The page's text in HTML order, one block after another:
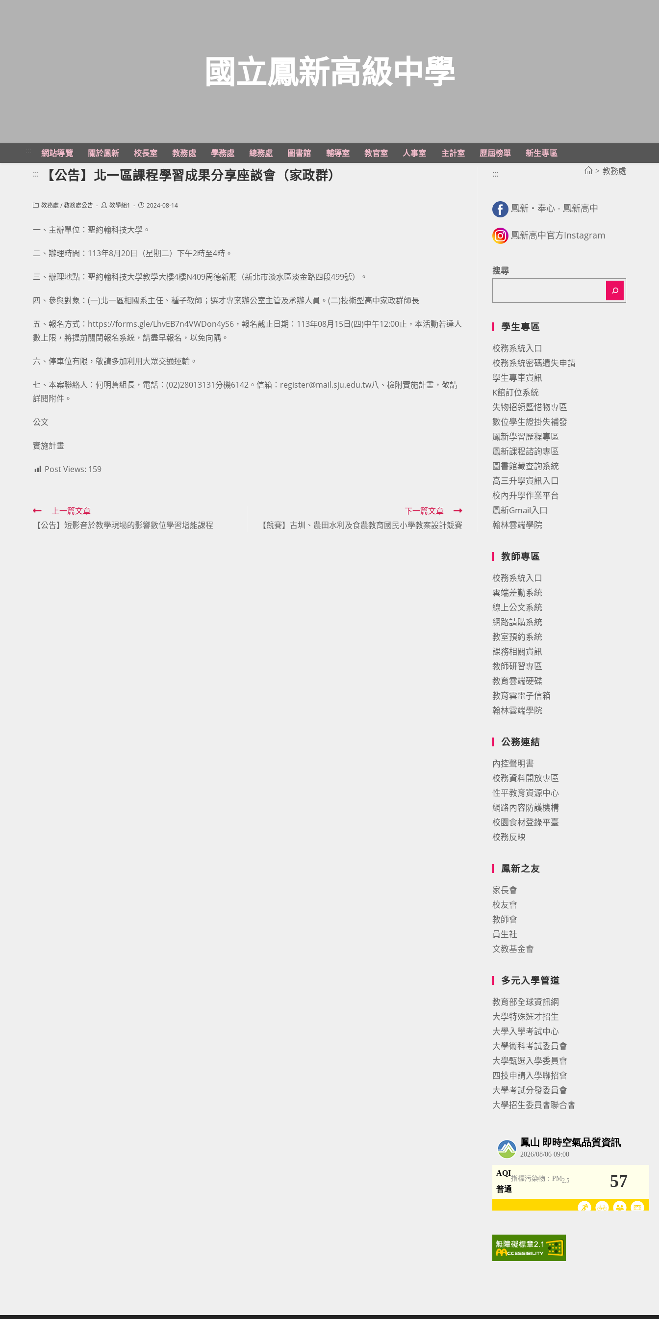
主
國立鳳新高級中學
網站導覽 關於鳳新 校長室 教務處 學務處 總務處 圖書館 輔導室 教官室 人事室 主計室 歷屆榜單
新生專區
> 教務處
::: 【公告】北一區課程學習成果分享座談會（家政群）
Post教務處 /教務處公告
Post教學組1
Post2024-08-14
一、主辦單位：聖約翰科技大學。
二、辦理時間：113年8月20日（星期二）下午2時至4時。
三、辦理地點：聖約翰科技大學教學大樓4樓N409周德新廳（新北市淡水區淡金路四段499號）。
四、參與對象：(一)北一區相關系主任、種子教師；選才專案辦公室主管及承辦人員。(二)技術型高中家政群師長
五、報名方式：https://forms.gle/LhvEB7n4VWDon4yS6，報名截止日期：113年08月15日(四)中午12:00止，本活動若達人
數上限，將提前關閉報名系統，請盡早報名，以免向隅。
六、停車位有限，敬請多加利用大眾交通運輸。
七、本案聯絡人：何明蒼組長，電話：(02)28013131分機6142。信箱：register@mail.sju.edu.tw八、檢附實施計畫，敬請
詳閱附件。
公文
實施計畫
Post Views: 159
Read
more
上一篇文章
【公告】短影音於教學現場的影響數位學習增能課程
下一篇文章
【競賽】古圳、農田水利及食農教育國民小學教案設計競賽
:::
鳳新・奉心 - 鳳新高中
鳳新高中官方Instagram
搜尋
學生專區
校務系統入口
校務系統密碼遺失申請
學生專車資訊
K館訂位系統
失物招領暨惜物專區
數位學生證掛失補發
鳳新學習歷程專區
鳳新課程諮詢專區
圖書館藏查詢系統
高三升學資訊入口
校內升學作業平台
鳳新Gmail入口
翰林雲端學院
教師專區
校務系統入口
雲端差勤系統
線上公文系統
網路請購系統
教室預約系統
課務相關資訊
教師研習專區
教育雲端硬碟
教育雲電子信箱
翰林雲端學院
公務連結
內控聲明書
校務資料開放專區
性平教育資源中心
網路內容防護機構
校園食材登錄平臺
校務反映
鳳新之友
家長會
校友會
教師會
員生社
文教基金會
多元入學管道
教育部全球資訊網
大學特殊選才招生
大學入學考試中心
大學術科考試委員會
大學甄選入學委員會
四技申請入學聯招會
大學考試分發委員會
大學招生委員會聯合會